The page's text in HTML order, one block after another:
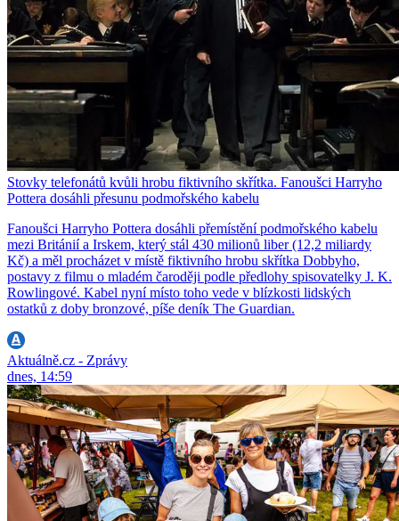
Stovky telefonátů kvůli hrobu fiktivního skřítka. Fanoušci Harryho
Pottera dosáhli přesunu podmořského kabelu
Fanoušci Harryho Pottera dosáhli přemístění podmořského kabelu
mezi Británií a Irskem, který stál 430 milionů liber (12,2 miliardy
Kč) a měl procházet v místě fiktivního hrobu skřítka Dobbyho,
postavy z filmu o mladém čaroději podle předlohy spisovatelky J. K.
Rowlingové. Kabel nyní místo toho vede v blízkosti lidských
ostatků z doby bronzové, píše deník The Guardian.
Aktuálně.cz - Zprávy
dnes, 14:59